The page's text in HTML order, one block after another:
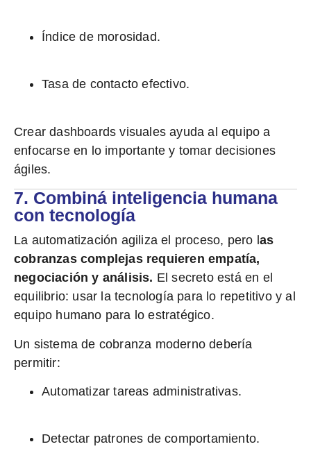
Índice de morosidad.
Tasa de contacto efectivo.
Crear dashboards visuales ayuda al equipo a
enfocarse en lo importante y tomar decisiones
ágiles.
7. Combiná inteligencia humana
con tecnología
La automatización agiliza el proceso, pero l as
cobranzas complejas requieren empatía,
negociación y análisis. El secreto está en el
equilibrio: usar la tecnología para lo repetitivo y al
equipo humano para lo estratégico.
Un sistema de cobranza moderno debería
permitir:
Automatizar tareas administrativas.
Detectar patrones de comportamiento.